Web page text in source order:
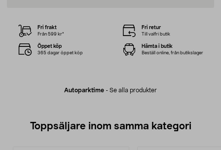
Autoparktime - Se alla produkter
Fri frakt
Från 599 kr*
Fri retur
Till valfri butik
Öppet köp
365 dagar öppet köp
Hämta i butik
Beställ online, från butikslager
Toppsäljare inom samma kategori